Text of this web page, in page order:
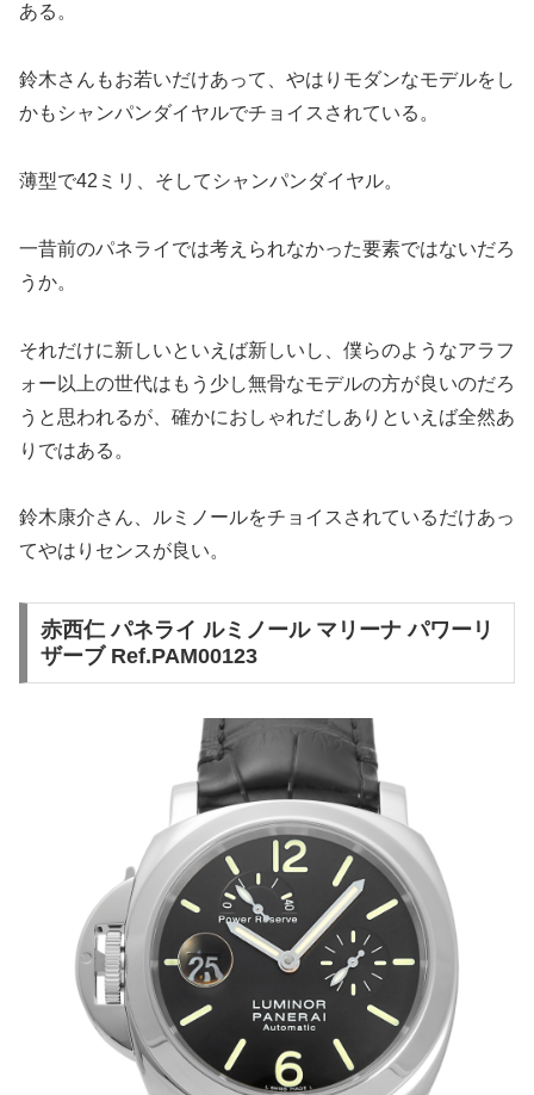
ある。
鈴木さんもお若いだけあって、やはりモダンなモデルをし
かもシャンパンダイヤルでチョイスされている。
薄型で42ミリ、そしてシャンパンダイヤル。
一昔前のパネライでは考えられなかった要素ではないだろ
うか。
それだけに新しいといえば新しいし、僕らのようなアラフ
ォー以上の世代はもう少し無骨なモデルの方が良いのだろ
うと思われるが、確かにおしゃれだしありといえば全然あ
りではある。
鈴木康介さん、ルミノールをチョイスされているだけあっ
てやはりセンスが良い。
赤西仁 パネライ ルミノール マリーナ パワーリ
ザーブ Ref.PAM00123